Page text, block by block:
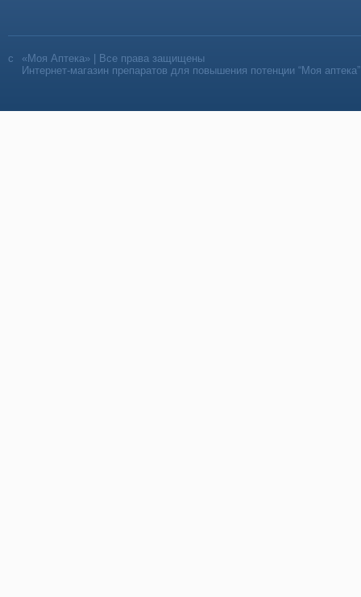
«Моя Аптека» | Все права защищены
Интернет-магазин препаратов для повышения потенции “Моя